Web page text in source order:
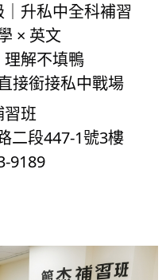
升私中全科補習
× 英文
解不填鴨
接銜接私中戰場
班
二段447-1號3樓
9189